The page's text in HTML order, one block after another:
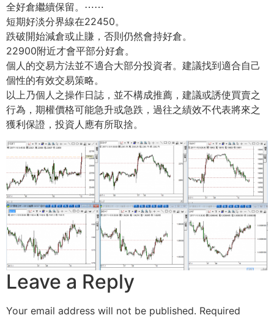
全好倉繼續保留。 ⋯⋯
短期好淡分界線在22450。
跌破開始減倉或止賺，否則仍然會持好倉。
22900附近才會平部分好倉。
個人的交易方法並不適合大部分投資者。建議找到適合自己
個性的有效交易策略。
以上乃個人之操作日誌，並不構成推薦，建議或誘使買賣之
行為，期權價格可能急升或急跌，過往之績效不代表將來之
獲利保證，投資人應有所取捨。
Leave a Reply
Your email address will not be published. Required